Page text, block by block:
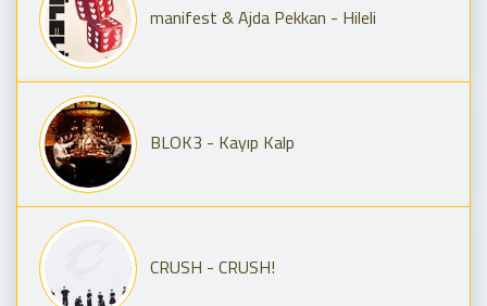
manifest & Ajda Pekkan - Hileli
BLOK3 - Kayıp Kalp
CRUSH - CRUSH!